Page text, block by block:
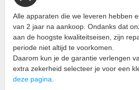
Alle apparaten die we leveren hebben
van 2 jaar na aankoop. Ondanks dat
aan de hoogste kwaliteitseisen, zijn
periode niet altijd te voorkomen.
Daarom kun je de garantie verlengen
extra zekerheid selecteer je voor een
deze pagina